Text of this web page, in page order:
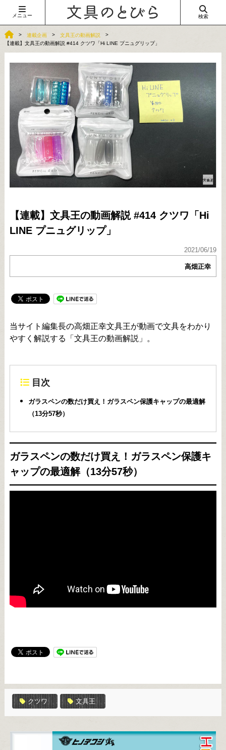
メニュー 検索
連載企画
文具王の動画解説
【連載】文具王の動画解説 #414 クツワ「Hi LINE プニュグリップ」
【連載】文具王の動画解説 #414 クツワ「Hi
LINE プニュグリップ」
2021/06/19
高畑正幸
当サイト編集長の高畑正幸文具王が動画で文具をわかり
やすく解説する「文具王の動画解説」。
目次
ガラスペンの数だけ買え！ガラスペン保護キャップの最適解
（13分57秒）
ガラスペンの数だけ買え！ガラスペン保護キ
ャップの最適解（13分57秒）
クツワ 文具王